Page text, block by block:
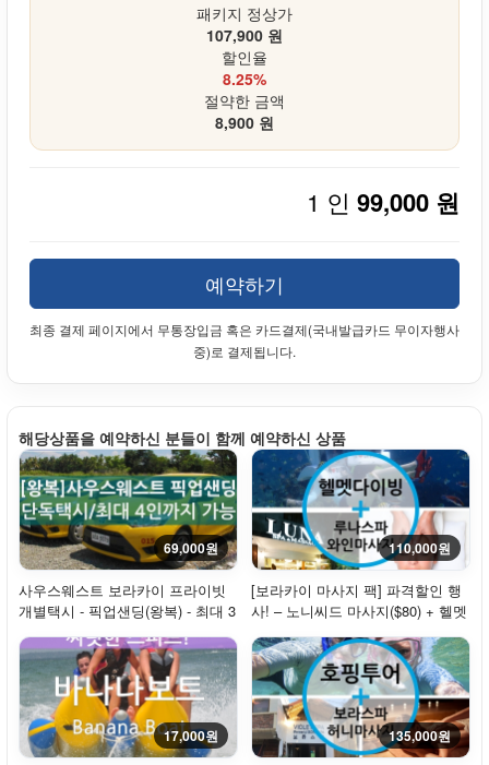
패키지 정상가
107,900 원
할인율
8.25%
절약한 금액
8,900 원
1 인 99,000 원
예약하기
최종 결제 페이지에서 무통장입금 혹은 카드결제(국내발급카드 무이자행사
중)로 결제됩니다.
해당상품을 예약하신 분들이 함께 예약하신 상품
69,000원
사우스웨스트 보라카이 프라이빗
개별택시 - 픽업샌딩(왕복) - 최대 3
인
110,000원
[보라카이 마사지 팩] 파격할인 행
사! – 노니씨드 마사지($80) + 헬멧
다이빙
17,000원 135,000원